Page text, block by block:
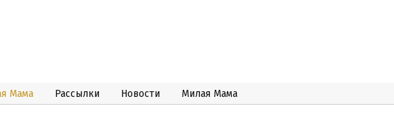
Мама Рассылки Новости Милая Мама